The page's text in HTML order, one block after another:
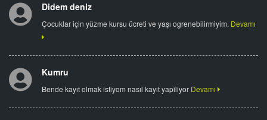
Didem deniz
Çocuklar için yüzme kursu ücreti ve yaşı ogrenebilirmiyim. Devamı
Kumru
Bende kayıt olmak istiyom nasıl kayıt yapiliyor Devamı